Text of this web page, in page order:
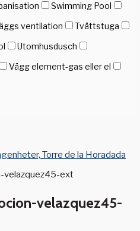
Swimming Pool
ventilation
Tvättstuga
Utomhusdusch
Vägg element-gas eller el
Torre de la Horadada
velazquez45-ext
velazquez45-